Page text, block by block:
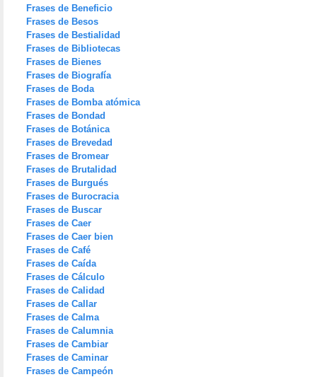
Frases de Beneficio
Frases de Besos
Frases de Bestialidad
Frases de Bibliotecas
Frases de Bienes
Frases de Biografía
Frases de Boda
Frases de Bomba atómica
Frases de Bondad
Frases de Botánica
Frases de Brevedad
Frases de Bromear
Frases de Brutalidad
Frases de Burgués
Frases de Burocracia
Frases de Buscar
Frases de Caer
Frases de Caer bien
Frases de Café
Frases de Caída
Frases de Cálculo
Frases de Calidad
Frases de Callar
Frases de Calma
Frases de Calumnia
Frases de Cambiar
Frases de Caminar
Frases de Campeón